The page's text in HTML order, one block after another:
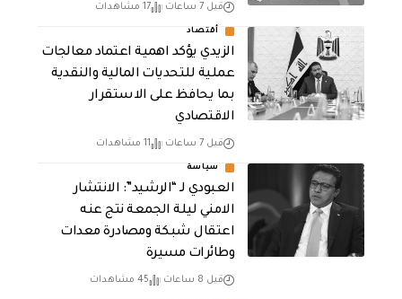
قبل 7 ساعات 17 مشاهدات
أقتصاد
الزيدي يؤكد اهمية اعتماد معالجات
عملية للتحديات المالية والنقدية
بما يحافظ على الاستقرار
الاقتصادي
قبل 7 ساعات 11 مشاهدات
سياسة
العبودي لـ “الرشيد”: الانتشار
الامني ليلة الجمعة نتج عنه
اعتقال شبكة ومصادرة معدات
وطائرات مسيرة
قبل 8 ساعات 45 مشاهدات